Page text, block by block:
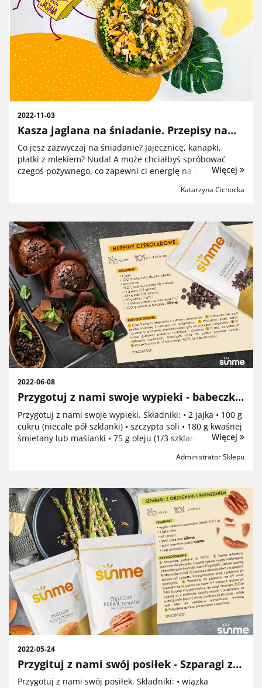
Kasza jaglana na śniadanie. Przepisy na
słodko i wytrawnie
2022-11-03
Katarzyna Cichocka
Co jesz zazwyczaj na śniadanie? Jajecznicę, kanapki,
płatki z mlekiem? Nuda! A może chciałbyś spróbować
czegoś pożywnego, co zapewni ci energię na cały dzień, a
Więcej
Przygotuj z nami swoje wypieki - babeczki
z czekoladą
2022-06-08
Administrator Sklepu
Przygotuj z nami swoje wypieki. Składniki: • 2 jajka • 100 g
cukru (niecałe pół szklanki) • szczypta soli • 180 g kwaśnej
śmietany lub maślanki • 75 g oleju (1/3 szklanki) • 130 g
Więcej
Przygituj z nami swój posiłek - Szparagi z
orzechami i parmezanem.
2022-05-24
Przygotuj z nami swój posiłek. Składniki: • wiązka